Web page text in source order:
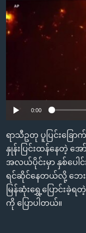
ကျော်
ကြည့်
ရန်
စာမျက်နှာ
ကြည့်
ရန်
ရှာဖွေ
ရန်
နေရာ
သို့
ကျော်
အမေရိကန်သုံးအီဒီယံ
မကြေးမုံရဲ့ အင်္ဂလိပ်စာ
သုတပဒေသာ အင်္ဂလိပ်စာ
အပတ်စဉ်ကဏ္ဍများ
ရေဒီယို
ရေဒီယိုနှင့်ရုပ်သံ အချ
ဗွီအိုအေ လူမှုကွန်ယက်များ
ဘာသာစကားများ
No
0:00
ရာသီဥတု ပူပြင်းခြေ
နှုန်းပြင်းထန်နေတဲ့ အ
အလယ်ပိုင်းမှာ နှစ်ပေါ
ရင်ဆိုင်နေတယ်လို့ ဘေ
မြန်ဆုံးရွှေ့ပြောင်းခဲ့
ကို ပြောပါတယ်။